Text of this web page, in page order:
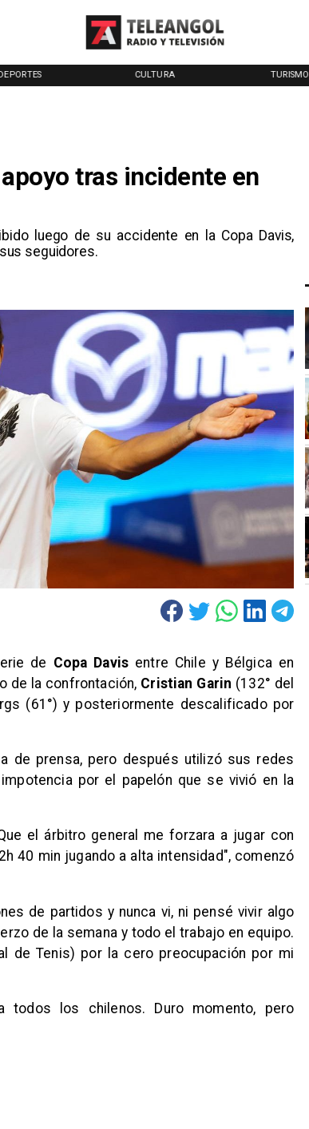
CULTURA TURISMO
tras incidente en
luego de su accidente en la Copa Davis,
seguidores.
de Copa Davis entre Chile y Bélgica en
de la confrontación, Cristian Garin (132° del
(61°) y posteriormente descalificado por
de prensa, pero después utilizó sus redes
por el papelón que se vivió en la
el árbitro general me forzara a jugar con
40 min jugando a alta intensidad", comenzó
de partidos y nunca vi, ni pensé vivir algo
de la semana y todo el trabajo en equipo.
de Tenis) por la cero preocupación por mi
todos los chilenos. Duro momento, pero